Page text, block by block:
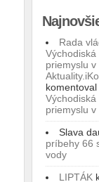
Rada
priemyslu
komentoval
priemyslu
Slava
príbehy 66
vody
LIPTÁK